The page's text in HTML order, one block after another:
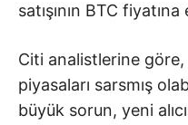
satışının BTC
Citi analistlerine göre,
piyasaları sarsmış
büyük sorun, yeni